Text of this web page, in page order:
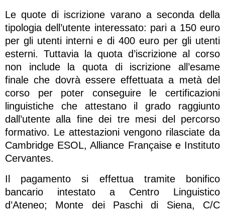
Le quote di iscrizione varano a seconda della
tipologia dell’utente interessato: pari a 150 euro
per gli utenti interni e di 400 euro per gli utenti
esterni. Tuttavia la quota d’iscrizione al corso
non include la quota di iscrizione all’esame
finale che dovrà essere effettuata a metà del
corso per poter conseguire le certificazioni
linguistiche che attestano il grado raggiunto
dall’utente alla fine dei tre mesi del percorso
formativo. Le attestazioni vengono rilasciate da
Cambridge ESOL, Alliance Française e Instituto
Cervantes.
Il pagamento si effettua tramite bonifico
bancario intestato a Centro Linguistico
d’Ateneo; Monte dei Paschi di Siena, C/C